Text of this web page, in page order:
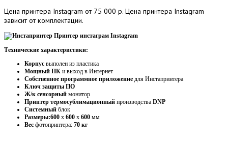
Цена принтера Instagram от 75 000 р. Цена принтера Instagram
зависит от комплектации.
Технические характеристики:
Корпус выполен из пластика
Мощный ПК и выход в Интернет
Собственное программное приложение для Инстапринтера
Ключ защиты ПО
Ж/к сенсорный монитор
Принтер термосублимационный производства DNP
Системный блок
Размеры:600 х 600 х 600 мм
Вес фотопринтера: 70 кг